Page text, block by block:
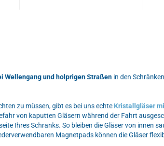
Wellengang und holprigen Straßen in den
zu müssen, gibt es bei uns echte Kristallgläser
von kaputten Gläsern während der Fahrt
Ihres Schranks. So bleiben die Gläser von innen
Magnetpads können die Gläser